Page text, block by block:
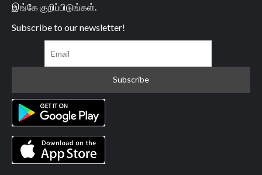
இங்கே குறிப்பிடுங்கள்.
Subscribe to our newsletter!